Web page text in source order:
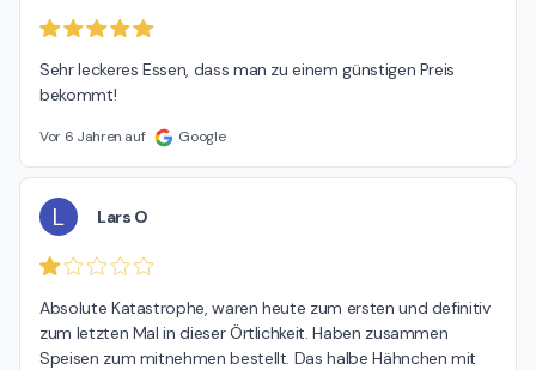
Sehr leckeres Essen, dass man zu einem günstigen Preis
bekommt!
Vor 6 Jahren auf Google
L Lars O
Absolute Katastrophe, waren heute zum ersten und definitiv
zum letzten Mal in dieser Örtlichkeit. Haben zusammen
Speisen zum mitnehmen bestellt. Das halbe Hähnchen mit